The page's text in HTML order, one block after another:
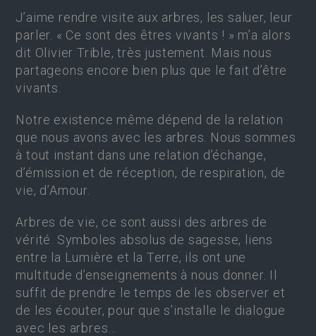
J’aime rendre visite aux arbres, les saluer, leur
parler. « Ce sont des êtres vivants ! » m’a alors
dit Olivier Trible, très justement. Mais nous
partageons encore bien plus que le fait d’être
vivants.
Notre existence même dépend de la relation
que nous avons avec les arbres. Nous sommes
à tout instant dans une relation d’échange,
d’émission et de réception, de respiration, de
vie, d’Amour.
Arbres de vie, ce sont aussi des arbres de
vérité. Symboles absolus de sagesse, liens
entre la Lumière et la Terre, ils ont une
multitude d’enseignements à nous donner. Il
suffit de prendre le temps de les observer et
de les écouter, pour que s’installe le dialogue
avec les arbres…